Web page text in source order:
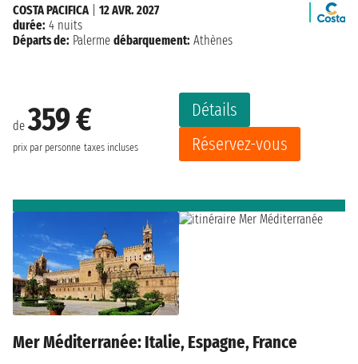
de359 €
prix par personne taxes incluses
Détails
Réservez-vous
COSTA PACIFICA| 12 AVR. 2027
durée: 4 nuits
Départs de: Palerme débarquement: Athènes
Mer Méditerranée: Italie, Espagne, France